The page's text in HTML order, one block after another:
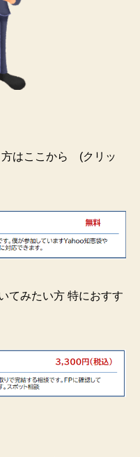
方はここから (クリッ
てみたい方 特におすす